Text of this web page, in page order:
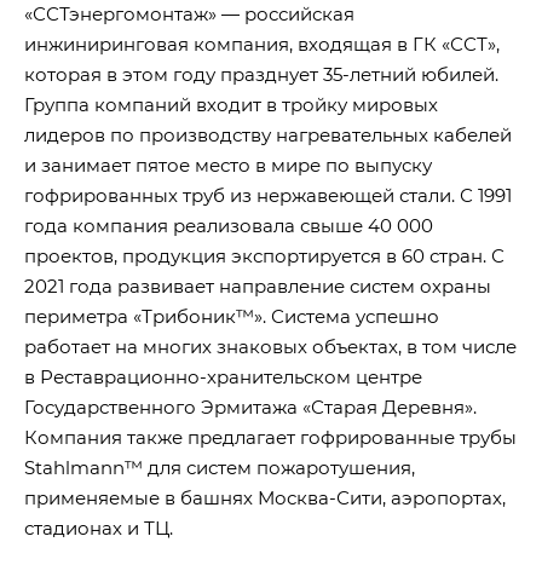
«ССТэнергомонтаж» — российская
инжиниринговая компания, входящая в ГК «ССТ»,
которая в этом году празднует 35-летний юбилей.
Группа компаний входит в тройку мировых
лидеров по производству нагревательных кабелей
и занимает пятое место в мире по выпуску
гофрированных труб из нержавеющей стали. С 1991
года компания реализовала свыше 40 000
проектов, продукция экспортируется в 60 стран. С
2021 года развивает направление систем охраны
периметра «Трибоник™». Система успешно
работает на многих знаковых объектах, в том числе
в Реставрационно-хранительском центре
Государственного Эрмитажа «Старая Деревня».
Компания также предлагает гофрированные трубы
Stahlmann™ для систем пожаротушения,
применяемые в башнях Москва-Сити, аэропортах,
стадионах и ТЦ.